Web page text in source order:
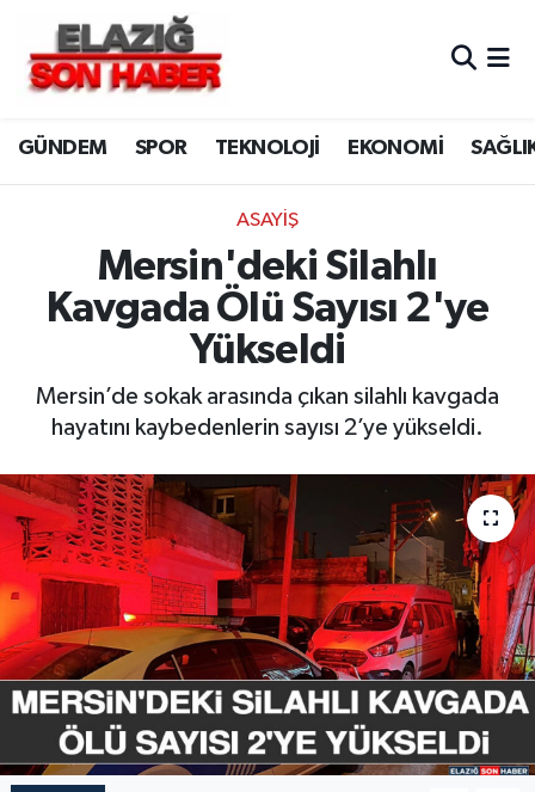
GÜNDEM SPOR TEKNOLOJİ EKONOMİ
ASAYİŞ
Mersin'deki Silahlı
Kavgada Ölü Sayısı 2'ye
Yükseldi
Mersin’de sokak arasında çıkan silahlı kavgada
hayatını kaybedenlerin sayısı 2’ye yükseldi.
CANLI YAYIN
ASAYİŞ
BİLİM VE TEKNOLOJİ
DÜNYA
EĞİTİM
EKONOMİ
GENEL
GÜNDEM
HABERDE İNSAN
KÜLTÜR-SANAT
MAGAZİN
Merkez Hava Durumu
Merkez Trafik Yoğunluk Haritası
Süper Lig Puan Durumu ve Fikstür
Tüm Manşetler
Son Dakika Haberleri
Haber Arşivi